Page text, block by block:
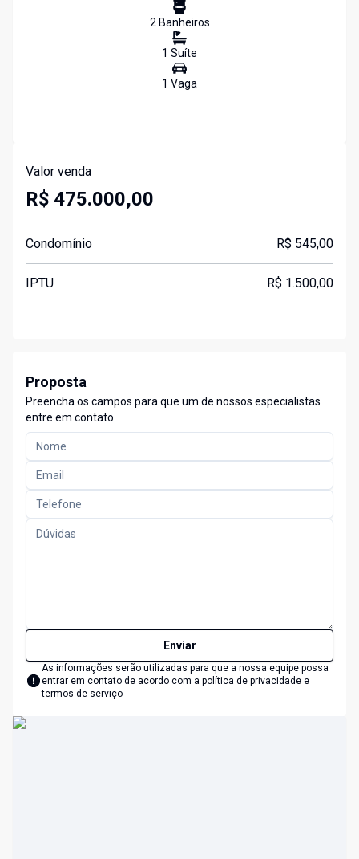
2Banheiros
1 Suíte
1 Vaga
Valor venda
R$ 475.000,00
Condomínio R$ 545,00
IPTU R$ 1.500,00
Proposta
Preencha os campos para que um de nossos especialistas
entre em contato
Enviar
As informações serão utilizadas para que a nossa equipe possa
entrar em contato de acordo com a política de privacidade e
termos de serviço